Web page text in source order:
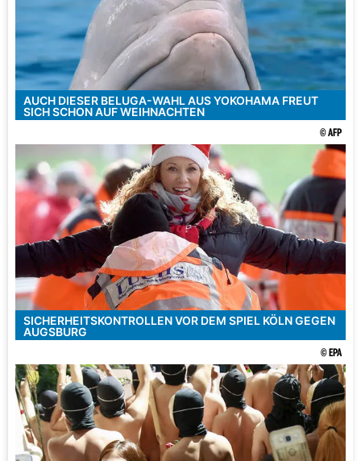
AUCH DIESER BELUGA-WAHL AUS YOKOHAMA FREUT
SICH SCHON AUF WEIHNACHTEN
© AFP
SICHERHEITSKONTROLLEN VOR DEM SPIEL KÖLN GEGEN
AUGSBURG
© EPA